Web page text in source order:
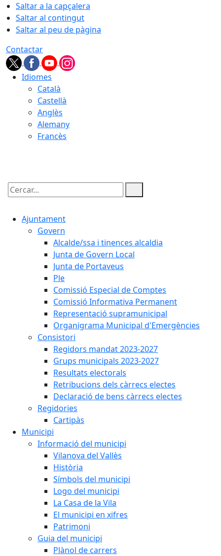
Saltar a la capçalera
Saltar al contingut
Saltar al peu de pàgina
Contactar
Idiomes
Català
Castellà
Anglès
Alemany
Francès
Cercar:
Ajuntament
Govern
Alcalde/ssa i tinences alcaldia
Junta de Govern Local
Junta de Portaveus
Ple
Comissió Especial de Comptes
Comissió Informativa Permanent
Representació supramunicipal
Organigrama Municipal d'Emergències
Consistori
Regidors mandat 2023-2027
Grups municipals 2023-2027
Resultats electorals
Retribucions dels càrrecs electes
Declaració de bens càrrecs electes
Regidories
Cartipàs
Municipi
Informació del municipi
Vilanova del Vallès
Història
Símbols del municipi
Logo del municipi
La Casa de la Vila
El municipi en xifres
Patrimoni
Guia del municipi
Plànol de carrers